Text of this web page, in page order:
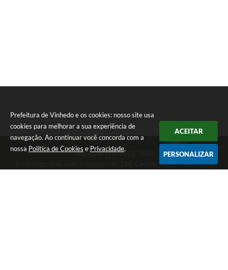
Prefeitura de Vinhedo e os cookies: nosso site usa
cookies para melhorar a sua experiência de
navegação. Ao continuar você concorda com a
nossa Política de Cookies e Privacidade.
ACEITAR
PERSONALIZAR
Telefone: (19) 3826-7800
Endereço: Rua João Corazzari, nº 394, Centro | CEP: 13280-091